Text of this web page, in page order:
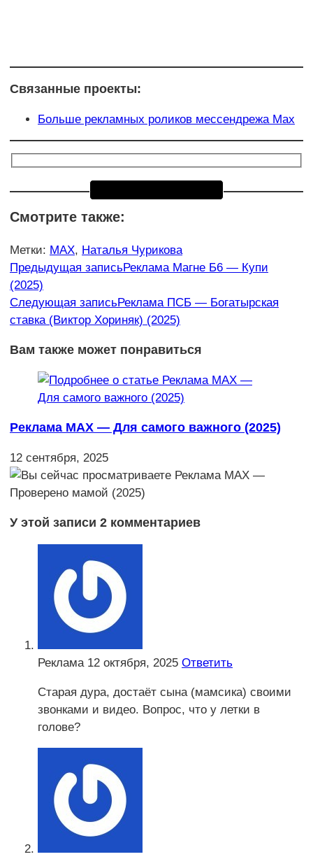
Связанные проекты:
Больше рекламных роликов мессендрежа Max
Смотрите также:
Метки: MAX, Наталья Чурикова
Еще
статьи
Предыдущая записьРеклама Магне Б6 — Купи
(2025)
Следующая записьРеклама ПСБ — Богатырская
ставка (Виктор Хориняк) (2025)
Вам также может понравиться
Реклама MAX — Для самого важного (2025)
12 сентября, 2025
У этой записи 2 комментариев
Реклама 12 октября, 2025 Ответить
Старая дура, достаёт сына (мамсика) своими
звонками и видео. Вопрос, что у летки в
голове?